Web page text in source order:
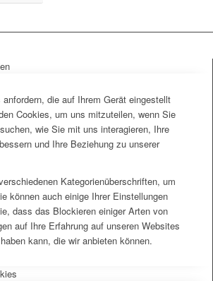
die auf Ihrem Gerät eingestellt
Cookies, um uns mitzuteilen, wenn Sie
wie Sie mit uns interagieren, Ihre
und Ihre Beziehung zu unserer
Kategorienüberschriften, um
können auch einige Ihrer Einstellungen
dass das Blockieren einiger Arten von
auf Ihre Erfahrung auf unseren Websites
kann, die wir anbieten können.